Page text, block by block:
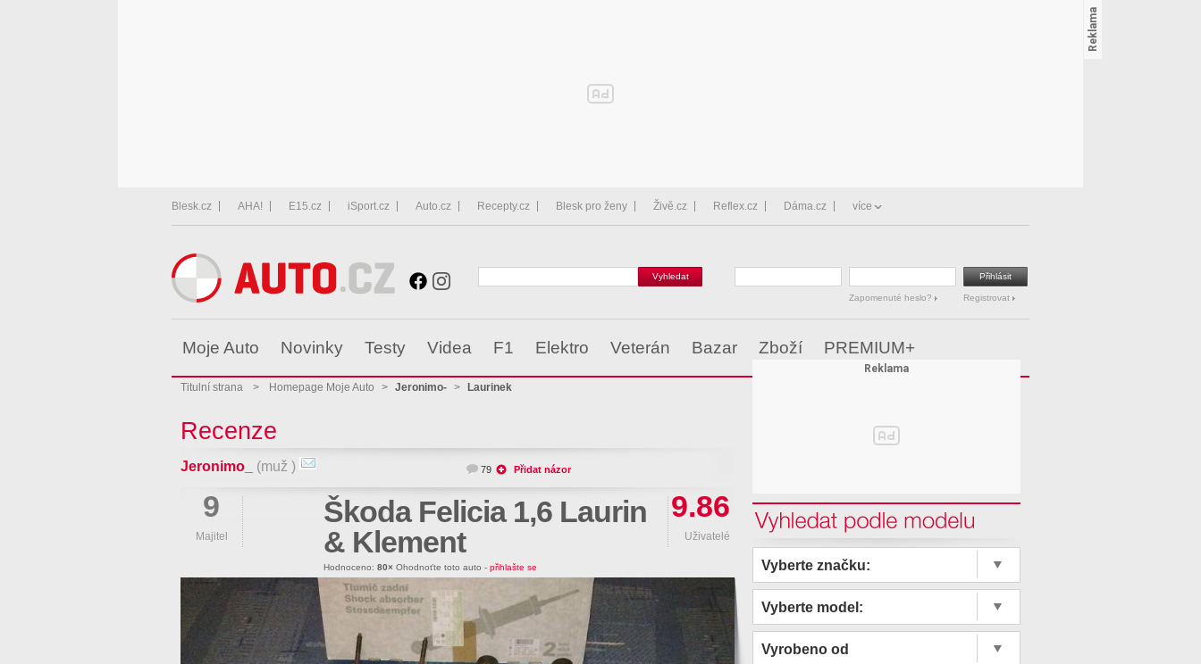
Blesk.cz AHA! E15.cz iSport.cz Auto.cz Recepty.cz Blesk pro ženy Živě.cz Reflex.cz Dáma.cz více
Zapomenuté heslo? Registrovat
Moje Auto Novinky Testy Videa F1 Elektro Veterán Bazar Zboží PREMIUM+
Titulní strana > Homepage Moje Auto > Jeronimo- > Laurinek
Recenze
Jeronimo_ (muž ) 79 Přidat názor
9
Majitel
Škoda Felicia 1,6 Laurin
& Klement
9.86
Uživatelé
Hodnoceno: 80× Ohodnoťte toto auto - přihlašte se
Vyhledat podle modelu
Vyberte značku:
Vyberte model:
Vyrobeno od